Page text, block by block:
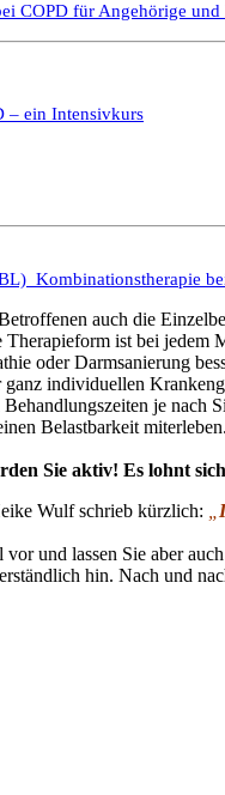
COPD für Angehörige
– ein Intensivkurs
Kombinationstherapie
auch die
ist bei jedem
oder Darmsanierung
individuellen
je nach
Belastbarkeit
Sie aktiv! Es lohnt
Wulf schrieb kürzlich: „
und lassen Sie aber
hin. Nach und